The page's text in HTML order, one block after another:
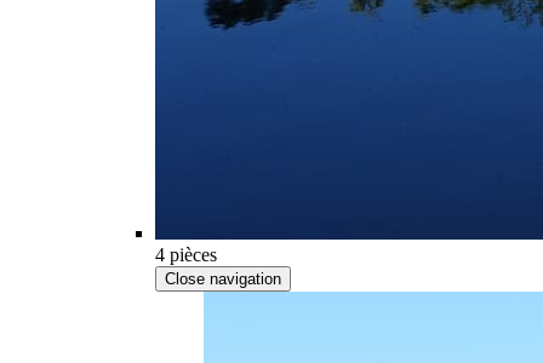
4 pièces
Close navigation